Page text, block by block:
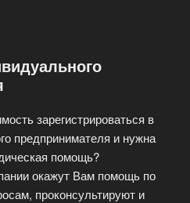
зарегистрироваться в
предпринимателя и нужна
помощь?
окажут Вам помощь по
проконсультируют и